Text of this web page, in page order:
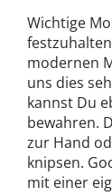
Wichtige
modernen
uns dies
kannst Du
bewahren.
zur Hand
knipsen.
mit einer